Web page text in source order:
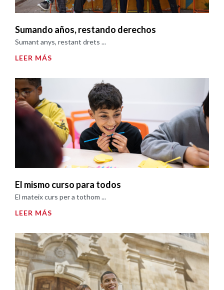
Sumando años, restando derechos
Sumant anys, restant drets ...
LEER MÁS
El mismo curso para todos
El mateix curs per a tothom ...
LEER MÁS